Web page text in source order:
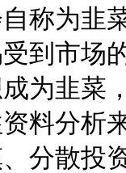
称为韭
到市场
为韭菜
料分析
分散投